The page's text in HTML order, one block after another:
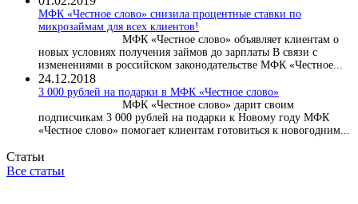
МФК «Честное слово» снизила процентные ставки по
микрозаймам для всех клиентов!
МФК «Честное слово» объявляет клиентам о
новых условиях получения займов до зарплаты В связи с
изменениями в российском законодательстве МФК «Честное...
24.12.2018
3 000 рублей на подарки в МФК «Честное слово»
МФК «Честное слово» дарит своим
подписчикам 3 000 рублей на подарки к Новому году МФК
«Честное слово» помогает клиентам готовиться к новогодним...
Статьи
Все статьи